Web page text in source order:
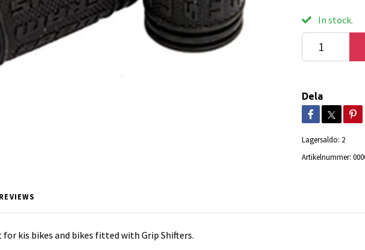
In stock.
Dela
Lagersaldo: 2
Artikelnummer:
REVIEWS
kis bikes and bikes fitted with Grip Shifters.